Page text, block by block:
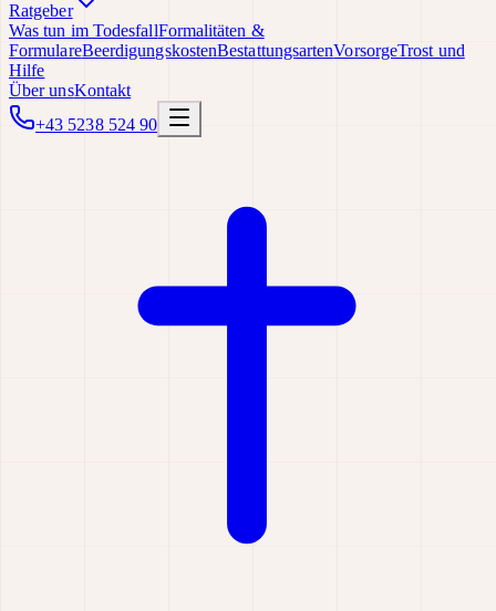
Ratgeber
Was tun im TodesfallFormalitäten &
FormulareBeerdigungskostenBestattungsartenVorsorgeTrost und
Hilfe
Über unsKontakt
+43 5238 524 90